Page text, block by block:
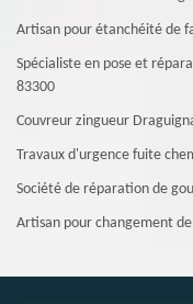
Artisan pour étanchéité de
Spécialiste en pose et
83300
Couvreur zingueur
Travaux d'urgence fuite
Société de réparation de
Artisan pour changement